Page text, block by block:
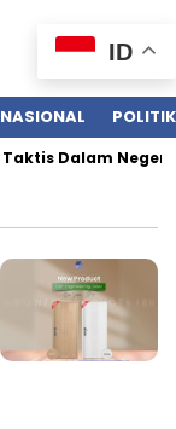
NASIONAL POLITIK
Dalam Negeri
ID